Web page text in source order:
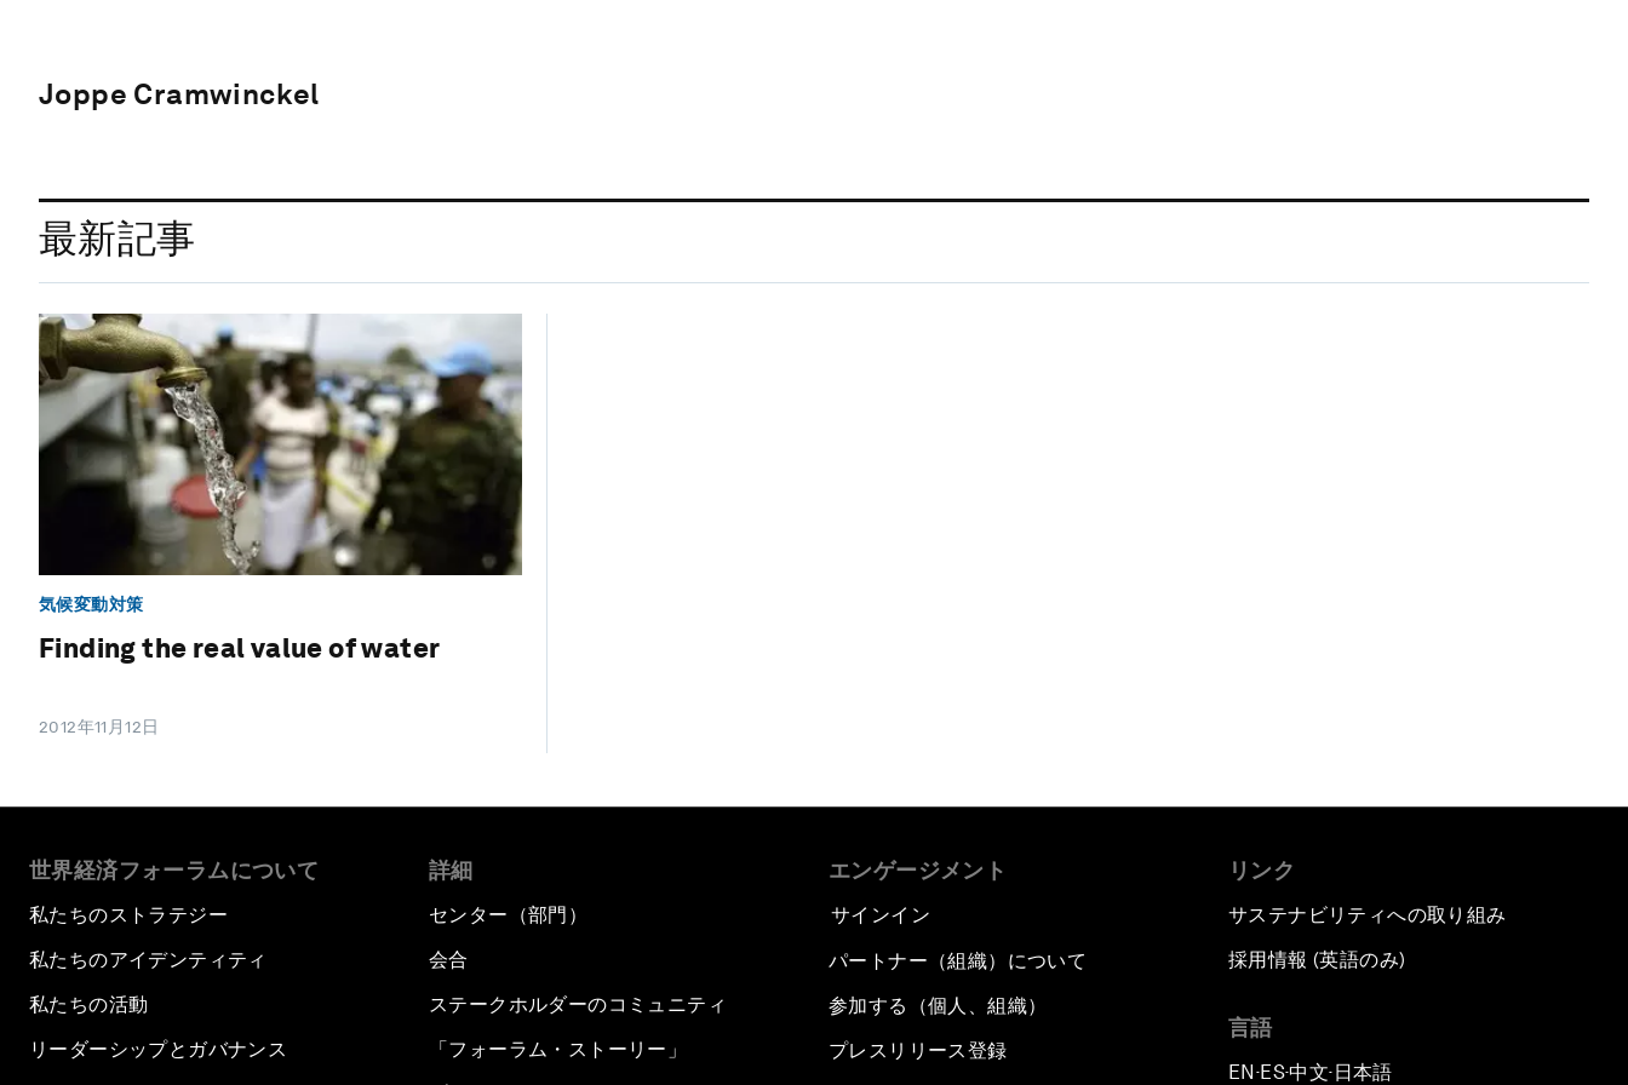
Joppe Cramwinckel
最新記事
気候変動対策
Finding the real value of water
2012年11月12日
世界経済フォーラムについて
私たちのストラテジー
私たちのアイデンティティ
私たちの活動
リーダーシップとガバナンス
詳細
センター（部門）
会合
ステークホルダーのコミュニティ
「フォーラム・ストーリー」
エンゲージメント
サインイン
パートナー（組織）について
参加する（個人、組織）
プレスリリース登録
リンク
サステナビリティへの取り組み
採用情報 (英語のみ)
言語
EN ▪ ES▪中文▪ 日本語